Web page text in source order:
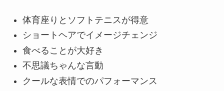
体育座りとソフトテニスが得意
ショートヘアでイメージチェンジ
食べることが大好き
不思議ちゃんな言動
クールな表情でのパフォーマンス